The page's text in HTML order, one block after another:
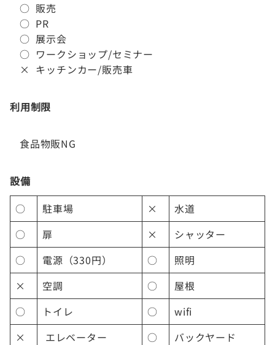
○ 販売
○ PR
○ 展示会
○ ワークショップ/セミナー
× キッチンカー/販売車
利用制限
食品物販NG
設備
○
駐車場 ×
水道
○
扉 ×
シャッター
○
電源（330円） ○
照明
×
空調 ○
屋根
○
トイレ ○
wifi
×
エレベーター ○ バックヤード